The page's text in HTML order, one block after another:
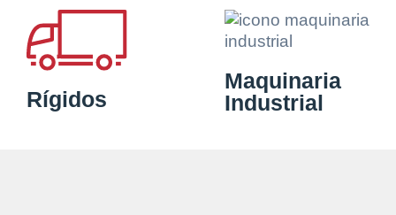
Rígidos
Maquinaria
Industrial